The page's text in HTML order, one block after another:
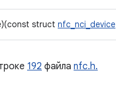
struct nfc_nci_device
192 файла nfc.h.